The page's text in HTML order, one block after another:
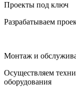
Проекты под ключ
Разрабатываем
Монтаж и
Осуществляем
оборудования